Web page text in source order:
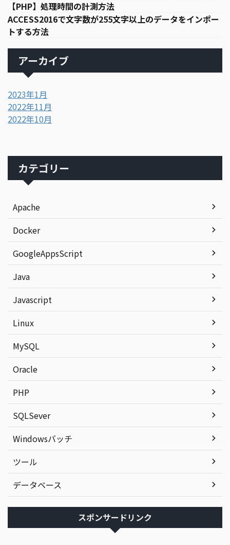
【PHP】処理時間の計測方法
ACCESS2016で文字数が255文字以上のデータをインポー
トする方法
アーカイブ
2023年1月
2022年11月
2022年10月
カテゴリー
Apache
Docker
GoogleAppsScript
Java
Javascript
Linux
MySQL
Oracle
PHP
SQLSever
Windowsバッチ
ツール
データベース
スポンサードリンク